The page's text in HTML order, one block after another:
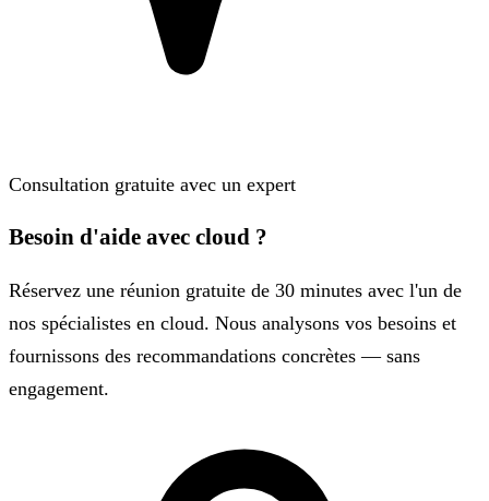
Consultation gratuite avec un expert
Besoin d'aide avec cloud ?
Réservez une réunion gratuite de 30 minutes avec l'un de
nos spécialistes en cloud. Nous analysons vos besoins et
fournissons des recommandations concrètes — sans
engagement.